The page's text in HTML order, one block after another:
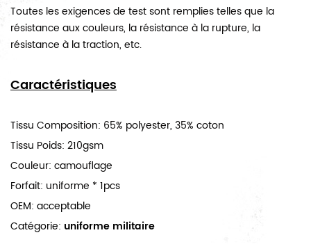
Toutes les exigences de test sont remplies telles que la
résistance aux couleurs, la résistance à la rupture, la
résistance à la traction, etc.
Caractéristiques
Tissu Composition: 65% polyester, 35% coton
Tissu Poids: 210gsm
Couleur: camouflage
Forfait: uniforme * 1pcs
OEM: acceptable
Catégorie: uniforme militaire